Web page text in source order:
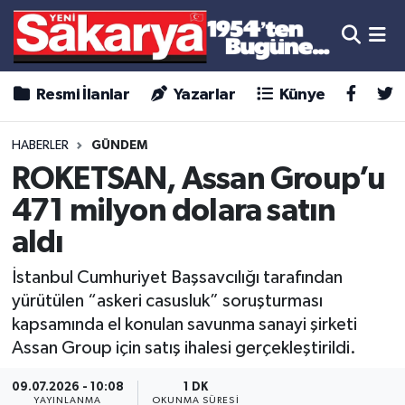
Resmi İlanlar Yazarlar Künye
HABERLER GÜNDEM
ROKETSAN, Assan Group’u
471 milyon dolara satın
aldı
İstanbul Cumhuriyet Başsavcılığı tarafından
yürütülen “askeri casusluk” soruşturması
kapsamında el konulan savunma sanayi şirketi
Assan Group için satış ihalesi gerçekleştirildi.
09.07.2026 - 10:08
YAYINLANMA
1 DK
OKUNMA SÜRESI